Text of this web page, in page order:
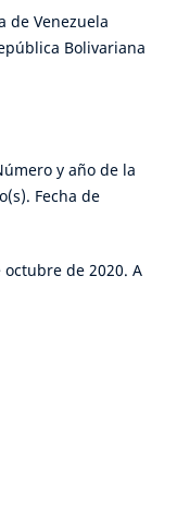
de Venezuela
Bolivariana
y año de la
Fecha de
octubre de 2020. A